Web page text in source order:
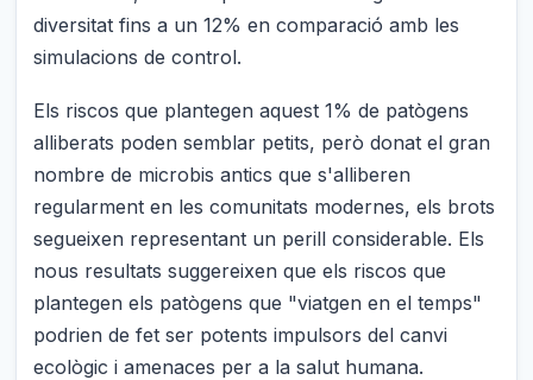
diversitat fins a un 12% en comparació amb les
simulacions de control.
Els riscos que plantegen aquest 1% de patògens
alliberats poden semblar petits, però donat el gran
nombre de microbis antics que s'alliberen
regularment en les comunitats modernes, els brots
segueixen representant un perill considerable. Els
nous resultats suggereixen que els riscos que
plantegen els patògens que "viatgen en el temps"
podrien de fet ser potents impulsors del canvi
ecològic i amenaces per a la salut humana.